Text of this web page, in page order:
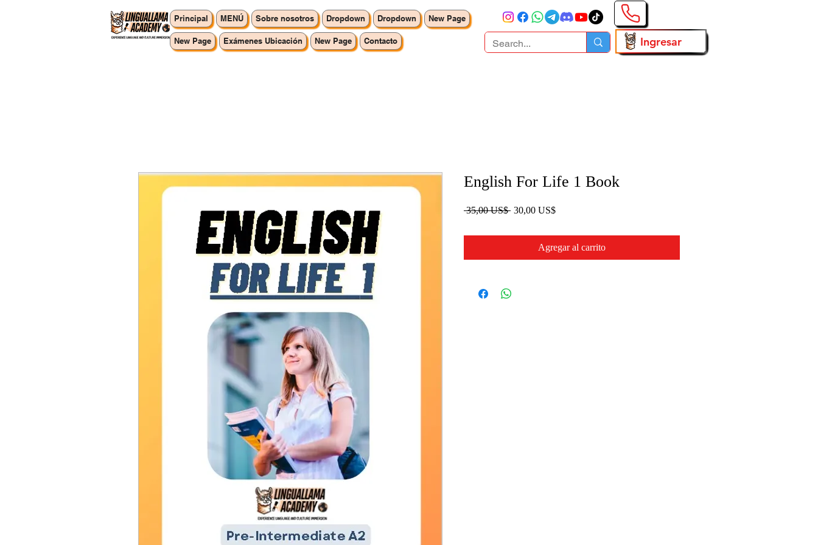
Principal MENÚ Sobre nosotros Dropdown Dropdown New Page
New Page Exámenes Ubicación New Page Contacto Ingresar
English For Life 1 Book
35,00 US$ Precio
30,00 US$Precio
Agregar al carrito